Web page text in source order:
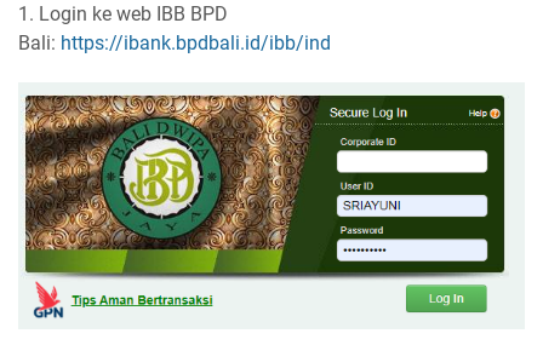
1. Login ke web IBB BPD
Bali: https://ibank.bpdbali.id/ibb/ind